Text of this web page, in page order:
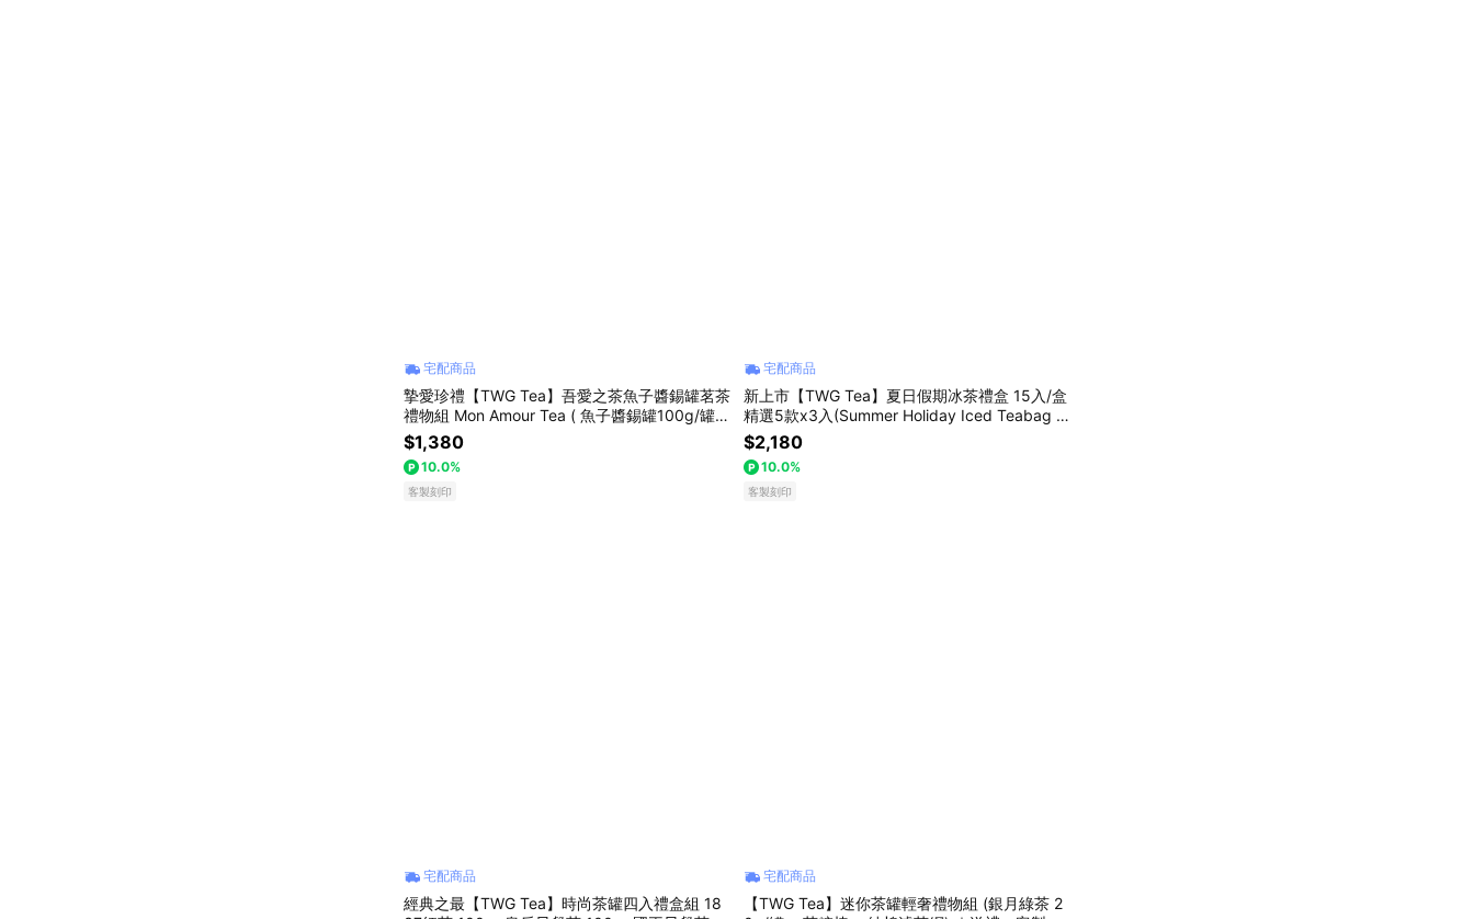
宅配商品
摯愛珍禮【TWG Tea】吾愛之茶魚子醬錫罐茗茶
禮物組 Mon Amour Tea ( 魚子醬錫罐100g/罐
+茶糖棒)｜情人節、紀念日、客製化卡片、禮物
線上獨家禮盒
$1,380
10.0%
客製刻印
宅配商品
新上市【TWG Tea】夏日假期冰茶禮盒 15入/盒
精選5款x3入(Summer Holiday Iced Teabag T
aster)｜客製化卡片
$2,180
10.0%
客製刻印
宅配商品
經典之最【TWG Tea】時尚茶罐四入禮盒組 18
宅配商品
【TWG Tea】迷你茶罐輕奢禮物組 (銀月綠茶 2